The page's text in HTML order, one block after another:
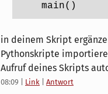
main()
in deinem Skript
Pythonskripte
Aufruf deines Skripts
08:09 Link Antwort